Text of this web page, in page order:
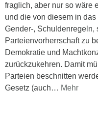
fraglich, aber nur so wäre
und die von diesem in
Gender-,
Parteienvorherrschaft zu
Demokratie und
zurückzukehren. Damit
Parteien beschnitten
Gesetz (auch… Mehr